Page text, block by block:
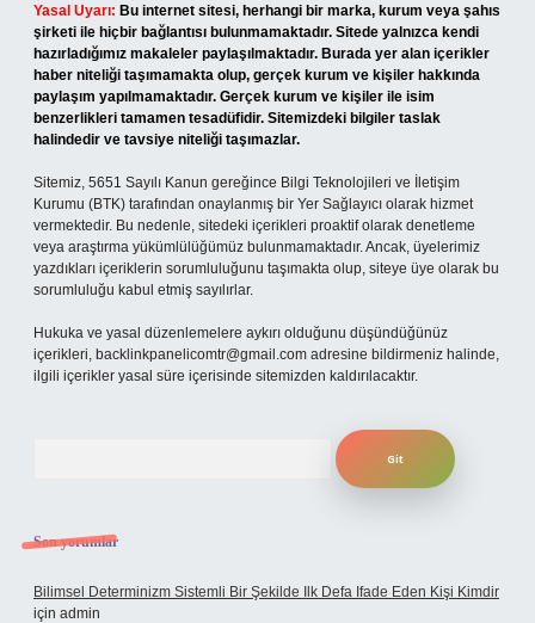
Yasal Uyarı: Bu internet sitesi, herhangi bir marka, kurum veya şahıs
şirketi ile hiçbir bağlantısı bulunmamaktadır. Sitede yalnızca kendi
hazırladığımız makaleler paylaşılmaktadır. Burada yer alan içerikler
haber niteliği taşımamakta olup, gerçek kurum ve kişiler hakkında
paylaşım yapılmamaktadır. Gerçek kurum ve kişiler ile isim
benzerlikleri tamamen tesadüfidir. Sitemizdeki bilgiler taslak
halindedir ve tavsiye niteliği taşımazlar.
Sitemiz, 5651 Sayılı Kanun gereğince Bilgi Teknolojileri ve İletişim
Kurumu (BTK) tarafından onaylanmış bir Yer Sağlayıcı olarak hizmet
vermektedir. Bu nedenle, sitedeki içerikleri proaktif olarak denetleme
veya araştırma yükümlülüğümüz bulunmamaktadır. Ancak, üyelerimiz
yazdıkları içeriklerin sorumluluğunu taşımakta olup, siteye üye olarak bu
sorumluluğu kabul etmiş sayılırlar.
Hukuka ve yasal düzenlemelere aykırı olduğunu düşündüğünüz
içerikleri, backlinkpanelicomtr@gmail.com adresine bildirmeniz halinde,
ilgili içerikler yasal süre içerisinde sitemizden kaldırılacaktır.
Son yorumlar
Bilimsel Determinizm Sistemli Bir Şekilde Ilk Defa Ifade Eden Kişi Kimdir
için admin